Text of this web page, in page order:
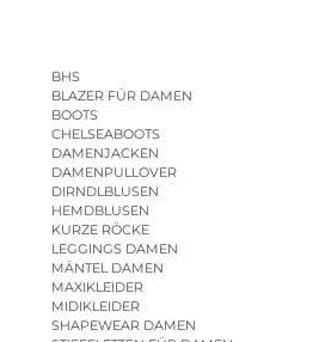
BHS
BLAZER FÜR DAMEN
BOOTS
CHELSEABOOTS
DAMENJACKEN
DAMENPULLOVER
DIRNDLBLUSEN
HEMDBLUSEN
KURZE RÖCKE
LEGGINGS DAMEN
MÄNTEL DAMEN
MAXIKLEIDER
MIDIKLEIDER
SHAPEWEAR DAMEN